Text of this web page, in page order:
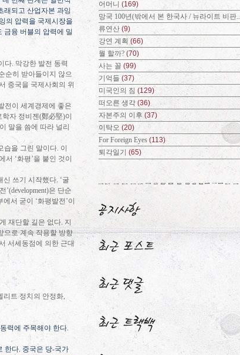
래되고 산업자본 과잉
의 압력을 국제시장을
금융 버블의 압력에 밀
다. 막강한 발전 동력
순히 받아들이지 않으
중국을 국제사회의 위
전이 세계경제에 좋은
학자 정비젠(鄭必堅)이
말을 씀에 따라 널리
습을 그린 말이다. 이
서 ‘화평’을 붙인 것이
신 쓰기 시작했다. ‘굴
’(development)은 단순
서 굳이 ‘화평발전 ’이
재단할 길은 없다. 지
으로 계속 작용할 방향
서세동점에 의한 근대
리트 정치의 안정화,
력에 주목해야 한다.
한다. 중국은 당-국가
어머니 (169)
망국 100년(밖에서 본 한국사 / 뉴라이트 비판..
류연산 (9)
강연 계획 (66)
뭘 할까? (70)
사는 꼴 (99)
기억들 (37)
미국인의 짐 (129)
떠오른 생각 (36)
자본주의 이후 (37)
이탁오 (20)
For Foreign Eyes (113)
퇴각일기 (65)